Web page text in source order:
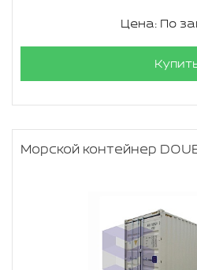
Цена: По
Морской контейнер